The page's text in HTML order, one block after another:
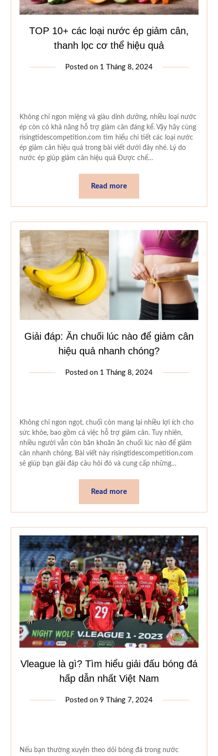
TOP 10+ các loại nước ép giảm cân,
thanh lọc cơ thể hiệu quả
Posted on 1 Tháng 8, 2024
Không chỉ ngon miệng và giàu dinh dưỡng, nhiều loại nước
ép còn có khả năng hỗ trợ giảm cân đáng kể. Vậy hãy cùng
risingtidescompetition.com tìm hiểu chi tiết các loại nước
ép giảm cân hiệu quả trong bài viết dưới đây nhé. Lý do
nước ép giúp giảm cân hiệu quả Được chế…
Read more
Giải đáp: Ăn chuối lúc nào để giảm cân
hiệu quả nhanh chóng?
Posted on 1 Tháng 8, 2024
Không chỉ ngon ngọt, chuối còn mang lại nhiều lợi ích cho
sức khỏe, bao gồm cả việc hỗ trợ giảm cân. Tuy nhiên,
nhiều người vẫn còn băn khoăn ăn chuối lúc nào để giảm
cân nhanh chóng. Bài viết này risingtidescompetition.com
sẽ giúp bạn giải đáp câu hỏi đó và cung cấp những…
Read more
Vleague là gì? Tìm hiểu giải đấu bóng đá
hấp dẫn nhất Việt Nam
Posted on 9 Tháng 7, 2024
Nếu bạn thường xuyên theo dõi bóng đá trong nước